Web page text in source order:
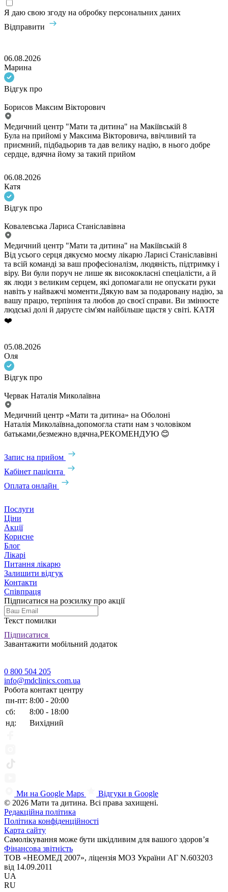
Я даю свою згоду на обробку персональних даних
Відправити
06.08.2026
Марина
Відгук про
Борисов Максим Вікторович
Медичний центр "Мати та дитина" на Макіївській 8
Була на прийомі у Максима Вікторовича, ввічливий та
приємний, підбадьорив та дав велику надію, в нього добре
сердце, вдячна йому за такий прийом
06.08.2026
Катя
Відгук про
Ковалевська Лариса Станіславівна
Медичний центр "Мати та дитина" на Макіївській 8
Від усього серця дякуємо моєму лікарю Ларисі Станіславівні
та всій команді за ваш професіоналізм, людяність, підтримку і
віру. Ви були поруч не лише як висококласні спеціалісти, а й
як люди з великим серцем, які допомагали не опускати руки
навіть у найважчі моменти.Дякую вам за подаровану надію, за
вашу працю, терпіння та любов до своєї справи. Ви змінюєте
людські долі й даруєте сім'ям найбільше щастя у світі. КАТЯ
❤️
05.08.2026
Оля
Відгук про
Червак Наталія Миколаївна
Медичний центр «Мати та дитина» на Оболоні
Наталія Миколаївна,допомогла стати нам з чоловіком
батьками,безмежно вдячна,РЕКОМЕНДУЮ 😊
Запис на прийом
Кабінет пацієнта
Оплата онлайн
Послуги
Ціни
Акції
Корисне
Блог
Лікарі
Питання лікарю
Залишити відгук
Контакти
Співпраця
Підписатися на розсилку про акції
Текст помилки
Підписатися
Завантажити мобільний додаток
0 800 504 205
info@mdclinics.com.ua
Робота контакт центру
пн-пт: 8:00 - 20:00
сб:
8:00 - 18:00
нд:
Вихідний
Ми на Google Maps
Відгуки в Google
© 2026 Мати та дитина. Всі права захищені.
Редакційна політика
Політика конфіденційності
Карта сайту
Самолікування може бути шкідливим для вашого здоров’я
Фінансова звітність
ТОВ «НЕОМЕД 2007», ліцензія МОЗ України АГ N.603203
від 14.09.2011
UA
RU